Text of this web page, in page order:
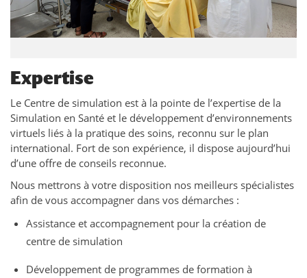
Expertise
Le Centre de simulation est à la pointe de l’expertise de la
Simulation en Santé et le développement d’environnements
virtuels liés à la pratique des soins, reconnu sur le plan
international. Fort de son expérience, il dispose aujourd’hui
d’une offre de conseils reconnue.
Nous mettrons à votre disposition nos meilleurs spécialistes
afin de vous accompagner dans vos démarches :
Assistance et accompagnement pour la création de
centre de simulation
Développement de programmes de formation à